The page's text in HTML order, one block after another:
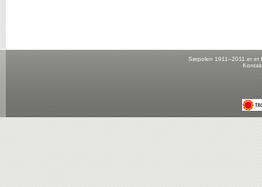
Sørpolen 1911–2011 er et